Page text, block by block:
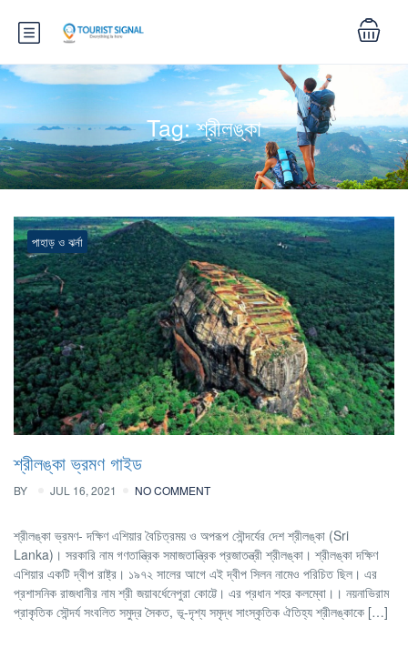
Tag:শ্রীলঙ্কা
পাহাড় ও ঝর্না
শ্রীলঙ্কা ভ্রমণ গাইড
BY JUL 16, 2021 NO COMMENT
শ্রীলঙ্কা ভ্রমণ- দক্ষিণ এশিয়ার বৈচিত্রময় ও অপরূপ সৌন্দর্যের দেশ শ্রীলঙ্কা (Sri
Lanka)। সরকারি নাম গণতান্ত্রিক সমাজতান্ত্রিক প্রজাতন্ত্রী শ্রীলঙ্কা। শ্রীলঙ্কা দক্ষিণ
এশিয়ার একটি দ্বীপ রাষ্ট্র। ১৯৭২ সালের আগে এই দ্বীপ সিলন নামেও পরিচিত ছিল। এর
প্রশাসনিক রাজধানীর নাম শ্রী জয়াবর্ধেনেপুরা কোট্টে। এর প্রধান শহর কলম্বো।। নয়নাভিরাম
প্রাকৃতিক সৌন্দর্য সংবলিত সমুদ্র সৈকত, ভূ-দৃশ্য সমৃদ্ধ সাংস্কৃতিক ঐতিহ্য শ্রীলঙ্কাকে […]